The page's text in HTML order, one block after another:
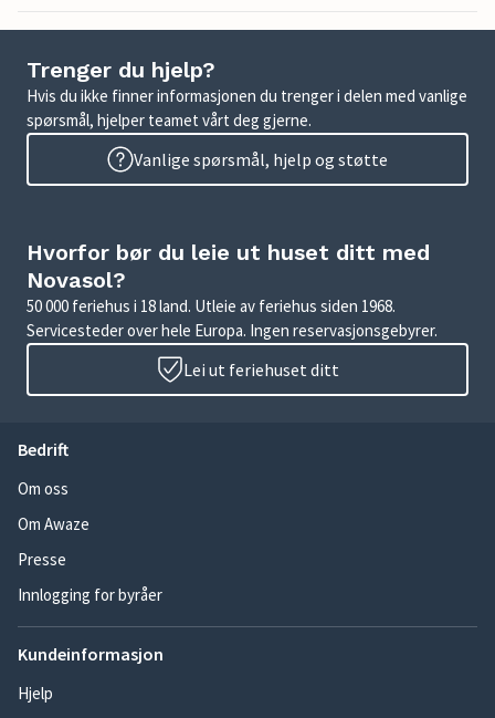
Trenger du hjelp?
Hvis du ikke finner informasjonen du trenger i delen med vanlige
spørsmål, hjelper teamet vårt deg gjerne.
Vanlige spørsmål, hjelp og støtte
Hvorfor bør du leie ut huset ditt med
Novasol?
50 000 feriehus i 18 land. Utleie av feriehus siden 1968.
Servicesteder over hele Europa. Ingen reservasjonsgebyrer.
Lei ut feriehuset ditt
Bedrift
Om oss
Om Awaze
Presse
Innlogging for byråer
Kundeinformasjon
Hjelp